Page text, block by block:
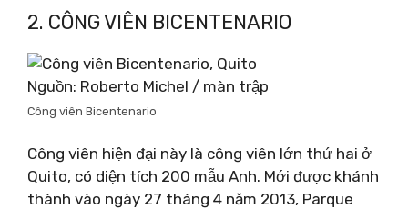
2. CÔNG VIÊN BICENTENARIO
Nguồn: Roberto Michel / màn trập
Công viên Bicentenario
Công viên hiện đại này là công viên lớn thứ hai ở
Quito, có diện tích 200 mẫu Anh. Mới được khánh
thành vào ngày 27 tháng 4 năm 2013, Parque